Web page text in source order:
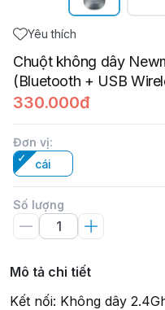
Yêu thích
Chuột không dây
(Bluetooth + USB
330.000đ
Đơn vị:
cái
Số lượng
Mô tả chi tiết
Kết nối: Không dây